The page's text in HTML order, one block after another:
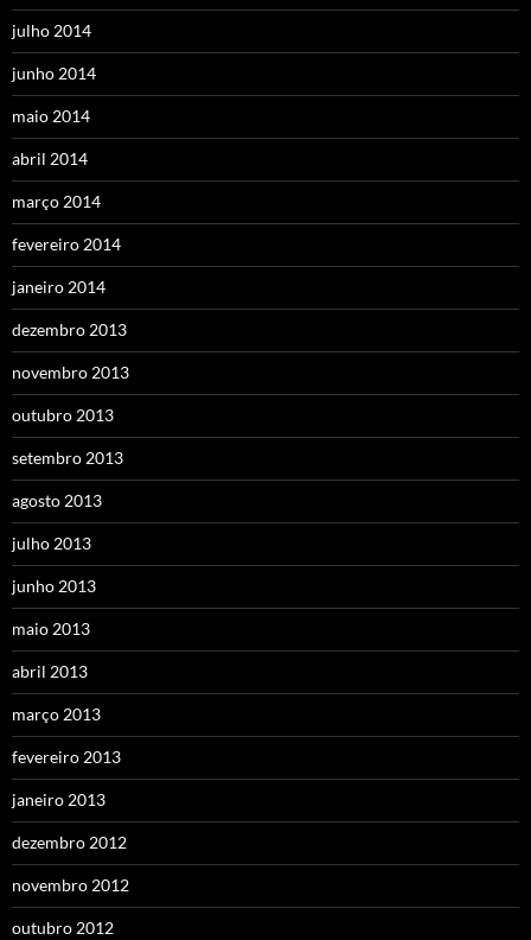
julho 2014
junho 2014
maio 2014
abril 2014
março 2014
fevereiro 2014
janeiro 2014
dezembro 2013
novembro 2013
outubro 2013
setembro 2013
agosto 2013
julho 2013
junho 2013
maio 2013
abril 2013
março 2013
fevereiro 2013
janeiro 2013
dezembro 2012
novembro 2012
outubro 2012